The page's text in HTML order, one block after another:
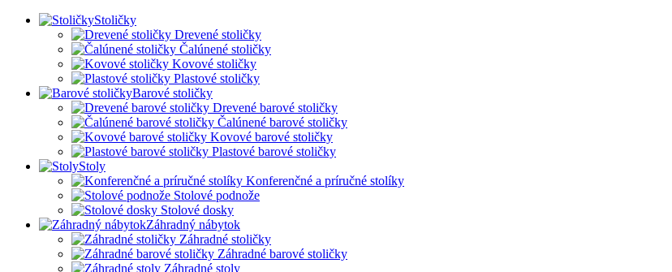
Stoličky
Drevené stoličky
Čalúnené stoličky
Kovové stoličky
Plastové stoličky
Barové stoličky
Drevené barové stoličky
Čalúnené barové stoličky
Kovové barové stoličky
Plastové barové stoličky
Stoly
Konferenčné a príručné stolíky
Stolové podnože
Stolové dosky
Záhradný nábytok
Záhradné stoličky
Záhradné barové stoličky
Záhradné stoly